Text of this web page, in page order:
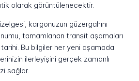
olarak görüntülenecektir.
kargonuzun güzergahını
tamamlanan transit aşamaları
Bu bilgiler her yeni aşamada
ilerleyişini gerçek zamanlı
sağlar.